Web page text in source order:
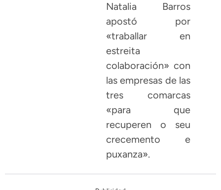
Natalia Barros
apostó por
«traballar en
estreita
colaboración» con
las empresas de las
tres comarcas
«para que
recuperen o seu
crecemento e
puxanza».